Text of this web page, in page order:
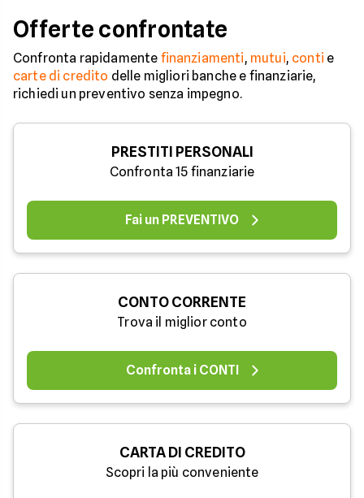
Offerte confrontate
Confronta rapidamente finanziamenti, mutui, conti e
carte di credito delle migliori banche e finanziarie,
richiedi un preventivo senza impegno.
PRESTITI PERSONALI
Confronta 15 finanziarie
Fai un PREVENTIVO
CONTO CORRENTE
Trova il miglior conto
Confronta i CONTI
CARTA DI CREDITO
Scopri la più conveniente